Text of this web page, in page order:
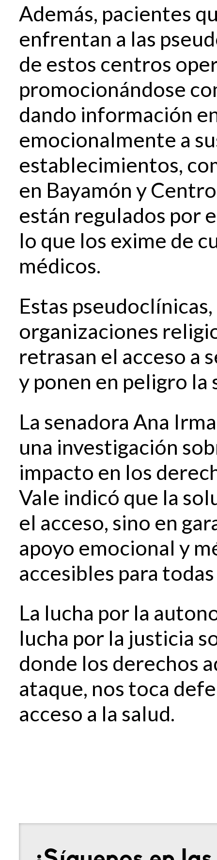
Además, pacientes
enfrentan a las
de estos centros
promocionándose
dando información
emocionalmente a
establecimientos,
en Bayamón y
están regulados por
lo que los exime de
médicos.
Estas
organizaciones
retrasan el acceso a
y ponen en peligro la
La senadora Ana
una investigación
impacto en los
Vale indicó que la
el acceso, sino en
apoyo emocional y
accesibles para
La lucha por la
lucha por la justicia
donde los derechos
ataque, nos toca
acceso a la salud.